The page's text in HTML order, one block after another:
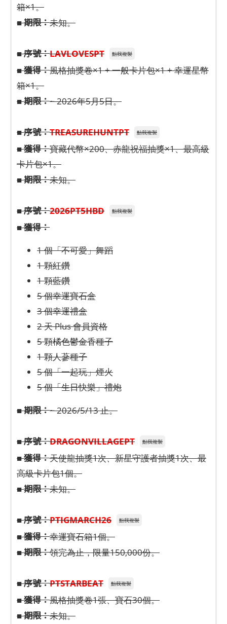
箱×1。
■期限：未知。
■序號：LAVLOVESPT 點我複製
■獲得：風格抽獎卷×1 + 一般卡片包×1 + 幸運星幣
箱×1。
■期限：~ 2026年5月5日。
■序號：TREASUREHUNTPT 點我複製
■獲得：寶藏代幣×200、赤龍祝福抽獎×1、最高級
卡片包×1。
■期限：未知。
■序號：2026PT5HBD 點我複製
■獲得：
1 個「不可愛」舞蹈
1 顆紅鑽
1 顆藍鑽
5 個幸運寶石盒
3 個幸運禮盒
2 天 Plus 會員資格
5 顆橘色鬱金香種子
1 顆人蔘種子
5 個「一起玩」煙火
5 個「生日快樂」禮炮
■期限：~ 2026/5/13 止。
■序號：DRAGONVILLAGEPT 點我複製
■獲得：天使龍抽獎1次、新星守護者抽獎1次、最
高級卡片包1個。
■期限：未知。
■序號：PTIGMARCH26 點我複製
■獲得：幸運寶石箱1個。
■期限：領完為止，限量150,000份。
■序號：PTSTARBEAT 點我複製
■獲得：風格抽獎卷1張、寶石30個。
■期限：未知。